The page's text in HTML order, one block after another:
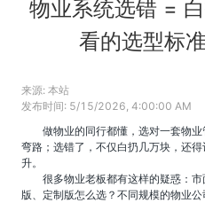
物业系统选错 =
看的选型标
来源: 本站
发布时间: 5/15/2026, 4:00:00 AM
做物业的同行都懂，选对一套物
弯路；选错了，不仅白扔几万块，还
升。
很多物业老板都有这样的疑惑：
版、定制版怎么选？不同规模的物业